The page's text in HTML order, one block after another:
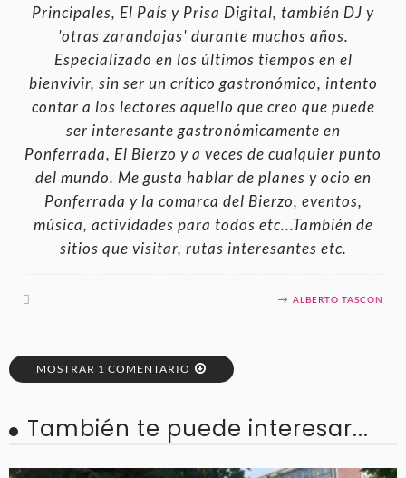
Principales, El País y Prisa Digital, también DJ y
'otras zarandajas' durante muchos años.
Especializado en los últimos tiempos en el
bienvivir, sin ser un crítico gastronómico, intento
contar a los lectores aquello que creo que puede
ser interesante gastronómicamente en
Ponferrada, El Bierzo y a veces de cualquier punto
del mundo. Me gusta hablar de planes y ocio en
Ponferrada y la comarca del Bierzo, eventos,
música, actividades para todos etc...También de
sitios que visitar, rutas interesantes etc.
ALBERTO TASCON
MOSTRAR 1 COMENTARIO
También te puede interesar...